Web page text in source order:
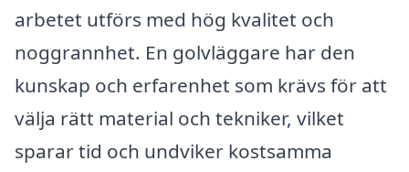
arbetet utförs med hög kvalitet och
noggrannhet. En golvläggare har den
kunskap och erfarenhet som krävs för att
välja rätt material och tekniker, vilket
sparar tid och undviker kostsamma